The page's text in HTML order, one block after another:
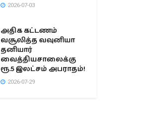
2026-07-03
அதிக கட்டணம்
வசூலித்த வவுனியா
தனியார்
வைத்தியசாலைக்கு
ரூ.5 இலட்சம் அபராதம்!
2026-07-29